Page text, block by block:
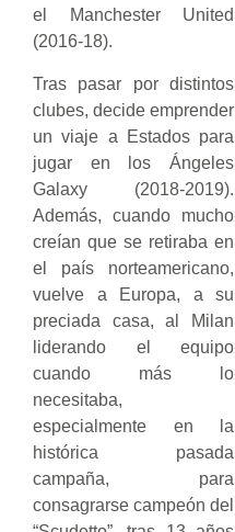
el Manchester United
(2016-18).
Tras pasar por distintos
clubes, decide emprender
un viaje a Estados para
jugar en los Ángeles
Galaxy (2018-2019).
Además, cuando mucho
creían que se retiraba en
el país norteamericano,
vuelve a Europa, a su
preciada casa, al Milan
liderando el equipo
cuando más lo
necesitaba,
especialmente en la
histórica pasada
campaña, para
consagrarse campeón del